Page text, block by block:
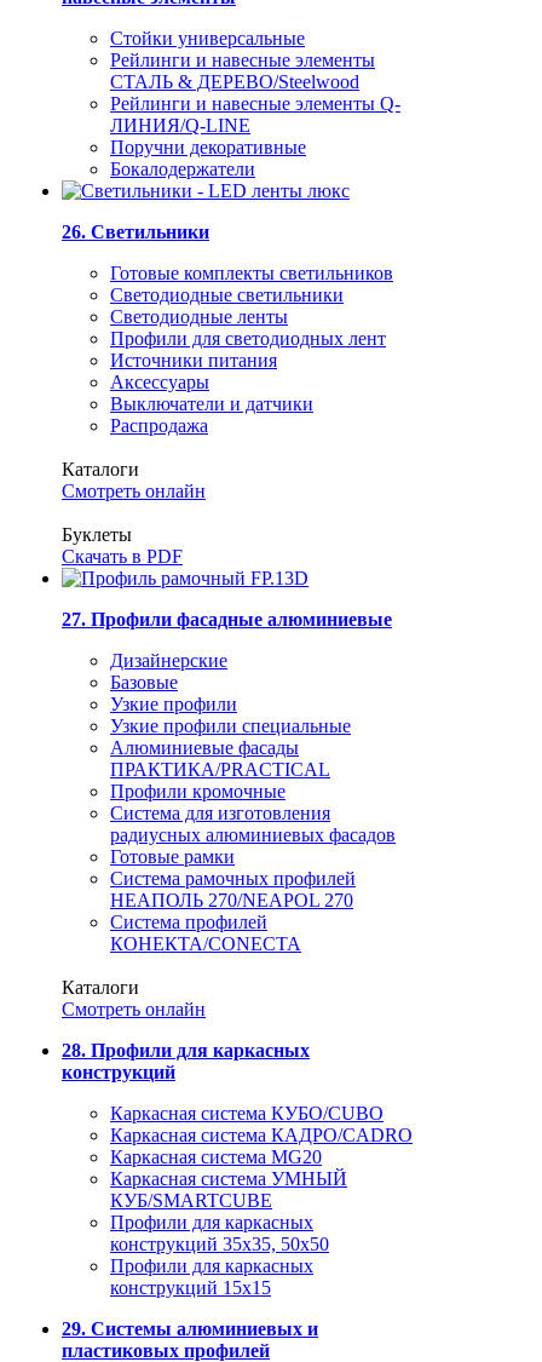
Стойки универсальные
Рейлинги и навесные элементы
СТАЛЬ & ДЕРЕВО/Steelwood
Рейлинги и навесные элементы Q-
ЛИНИЯ/Q-LINE
Поручни декоративные
Бокалодержатели
26. Светильники
Готовые комплекты светильников
Светодиодные светильники
Светодиодные ленты
Профили для светодиодных лент
Источники питания
Аксессуары
Выключатели и датчики
Распродажа
Каталоги
Смотреть онлайн
Буклеты
Скачать в PDF
27. Профили фасадные алюминиевые
Дизайнерские
Базовые
Узкие профили
Узкие профили специальные
Алюминиевые фасады
ПРАКТИКА/PRACTICAL
Профили кромочные
Система для изготовления
радиусных алюминиевых фасадов
Готовые рамки
Система рамочных профилей
НЕАПОЛЬ 270/NEAPOL 270
Система профилей
КОНЕКТА/CONECTA
Каталоги
Смотреть онлайн
28. Профили для каркасных
конструкций
Каркасная система КУБО/CUBO
Каркасная система КАДРО/CADRO
Каркасная система MG20
Каркасная система УМНЫЙ
КУБ/SMARTCUBE
Профили для каркасных
конструкций 35x35, 50x50
Профили для каркасных
конструкций 15х15
29. Системы алюминиевых и
пластиковых профилей